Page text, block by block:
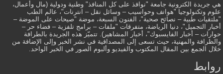
هي جريدة الكترونية جامعة "نوافذ على كل المنافذ" وطنية ودولية (مال وأعمال،
علوم وتكنولوجيا "هواتف وحواسيب – وسائل نقل – انترنات"، عالم الطب
"ملتقيات طبية – نصائح صحية"، الفنون السبعة، موضة "صيحات على الموضة –
أخبار التجميل"، دنيا الرياضة، متفرقات "ملفات – برامج تلفزية – فضاء حر –
حوارات – أخبار الفايسبوك"، أخبار المشاهير). تتميّز هذه الجريدة بالطرافة
والظرافة والمهنية، حيث تسعى إلى المصداقية في نشر الخبر وإلى الإضافة من
خلال الجمع بين المقال المكتوب والفيديو وألبوم الصور في الخبر الواحد.
روابط